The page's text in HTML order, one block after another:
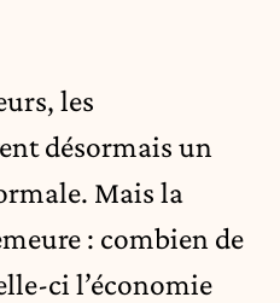
les
désormais un
Mais la
: combien de
ci l’économie